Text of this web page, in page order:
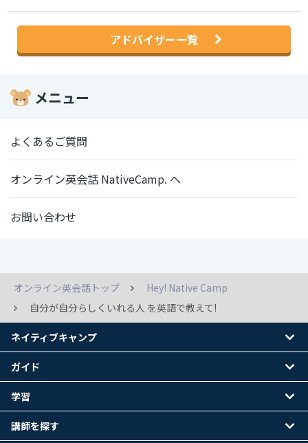
アドバイザー一覧
メニュー
よくあるご質問
オンライン英会話 NativeCamp. へ
お問い合わせ
オンライン英会話トップ
Hey! Native Camp
自分が自分らしくいれる人 を英語で教えて!
ネイティブキャンプ
ガイド
学習
講師を探す